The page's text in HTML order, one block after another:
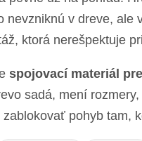
nevzniknú v dreve, ale
ktorá nerešpektuje
spojovací materiál
sadá, mení
zablokovať pohyb tam,